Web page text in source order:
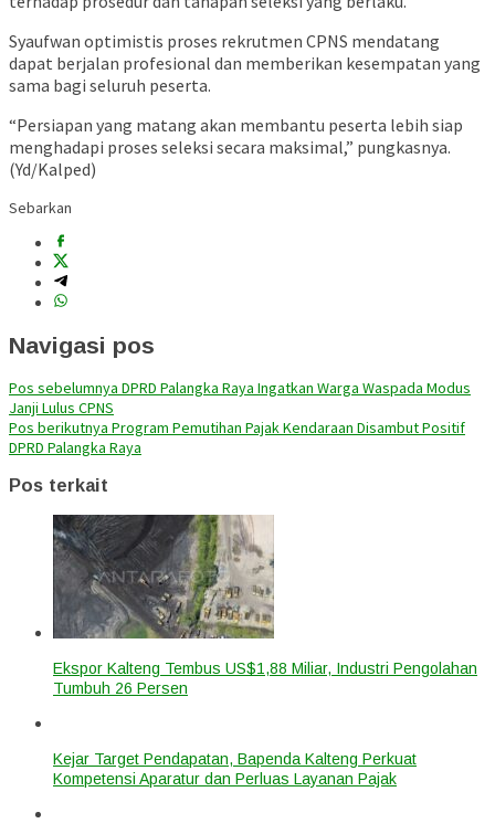
Syaufwan optimistis proses rekrutmen CPNS mendatang
dapat berjalan profesional dan memberikan kesempatan yang
sama bagi seluruh peserta.
“Persiapan yang matang akan membantu peserta lebih siap
menghadapi proses seleksi secara maksimal,” pungkasnya.
(Yd/Kalped)
Sebarkan
Navigasi pos
Pos sebelumnya DPRD Palangka Raya Ingatkan Warga Waspada Modus
Janji Lulus CPNS
Pos berikutnya Program Pemutihan Pajak Kendaraan Disambut Positif
DPRD Palangka Raya
Pos terkait
Ekspor Kalteng Tembus US$1,88 Miliar, Industri Pengolahan
Tumbuh 26 Persen
Kejar Target Pendapatan, Bapenda Kalteng Perkuat
Kompetensi Aparatur dan Perluas Layanan Pajak